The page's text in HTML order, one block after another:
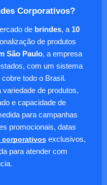
Corporativos?
de brindes, a 10
de produtos
São Paulo, a empresa
com um sistema
todo o Brasil.
de produtos,
e capacidade de
para campanhas
promocionais, datas
corporativosexclusivos,
para atender com